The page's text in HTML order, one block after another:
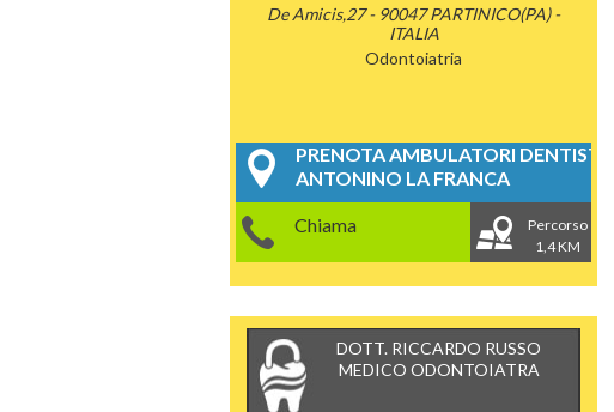
De Amicis,27 - 90047 PARTINICO(PA) -
ITALIA
Odontoiatria
PRENOTA AMBULATORI DENTISTICI
ANTONINO LA FRANCA
Chiama
Percorso
1,4 KM
DOTT. RICCARDO RUSSO
MEDICO ODONTOIATRA